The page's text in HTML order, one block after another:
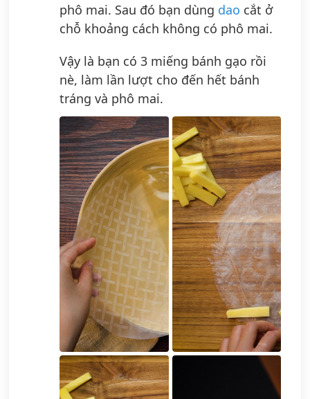
phô mai. Sau đó bạn dùng dao cắt ở
chỗ khoảng cách không có phô mai.
Vậy là bạn có 3 miếng bánh gạo rồi
nè, làm lần lượt cho đến hết bánh
tráng và phô mai.